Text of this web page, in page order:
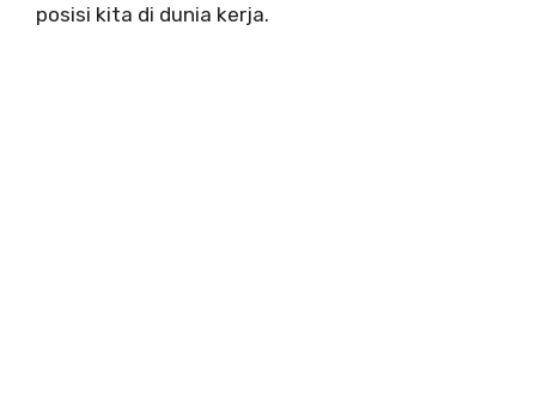
posisi kita di dunia kerja.